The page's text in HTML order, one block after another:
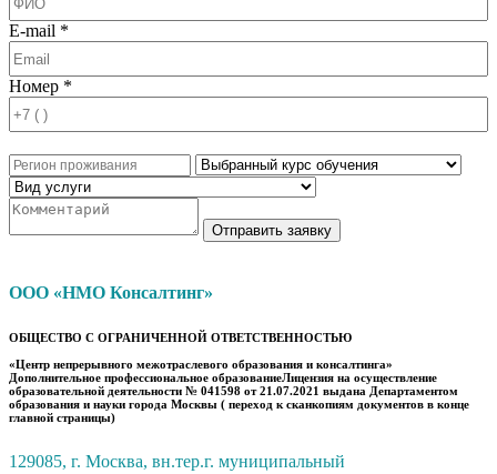
E-mail *
Номер *
Отправить заявку
ООО «НМО Консалтинг»
ОБЩЕСТВО С ОГРАНИЧЕННОЙ ОТВЕТСТВЕННОСТЬЮ
«Центр непрерывного межотраслевого образования и консалтинга»
Дополнительное профессиональное образованиеЛицензия на осуществление
образовательной деятельности № 041598 от 21.07.2021 выдана Департаментом
образования и науки города Москвы ( переход к сканкопиям документов в конце
главной страницы)
129085, г. Москва, вн.тер.г. муниципальный